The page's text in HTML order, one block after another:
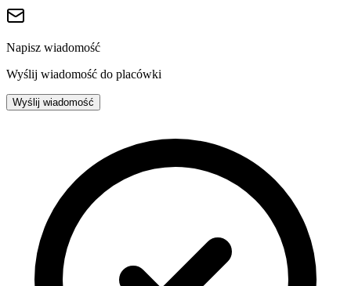
Napisz wiadomość
Wyślij wiadomość do placówki
Wyślij wiadomość